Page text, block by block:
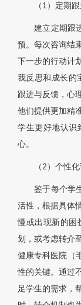
（1）定期
建立定期跟
预。每次咨询结
下一步的行动计
我反思和成长的
跟进与反馈，心
他们提供更加精
学生更好地认识
心。
（2）个性
鉴于每个学
活性，根据具体
慢或出现新的困
划，或考虑转介
健康专科医院（
性的关键。通过
足学生的需求，